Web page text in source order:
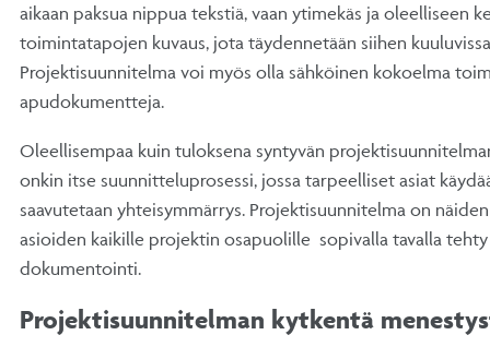
aikaan paksua nippua tekstiä, vaan ytimekäs ja oleelliseen
toimintatapojen kuvaus, jota täydennetään siihen
Projektisuunnitelma voi myös olla sähköinen kokoelma
apudokumentteja.
Oleellisempaa kuin tuloksena syntyvän
onkin itse suunnitteluprosessi, jossa tarpeelliset asiat
saavutetaan yhteisymmärrys. Projektisuunnitelma on
asioiden kaikille projektin osapuolille sopivalla tavalla
dokumentointi.
Projektisuunnitelman kytkentä